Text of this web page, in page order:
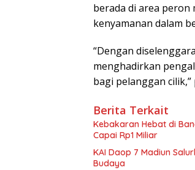
berada di area peron
kenyamanan dalam
“Dengan
menghadirkan
bagi pelanggan
Berita Terkait
Kebakaran Hebat di
Capai Rp1 Miliar
KAI Daop 7 Madiun
Budaya